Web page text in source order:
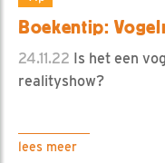
Boekentip:
24.11.22 Is het een
realityshow?
lees meer